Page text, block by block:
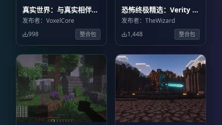
真实世界：与真实相伴的
AI 恐怖冒险 Verity
World: An AI Horror
Adventure with Verity
发布者：VoxelCore
998
整合包
恐怖终极精选：Verity 恐
怖冒险 Horror Ultimate
Selection: Verity
Horror Adventure
发布者：TheWizard
1,448
整合包